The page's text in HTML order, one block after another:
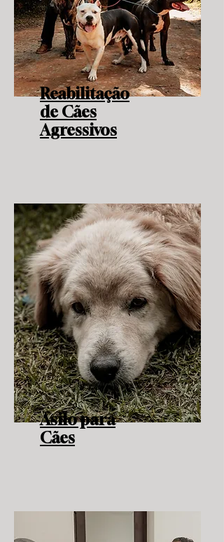
Reabilitação
de Cães
Agressivos
Asilo para
Cães